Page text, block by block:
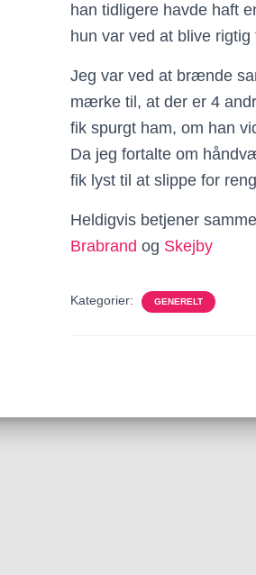
han tidligere havde haft
hun var ved at blive
Jeg var ved at brænde
mærke til, at der er 4
fik spurgt ham, om han
Da jeg fortalte om
fik lyst til at slippe for
Heldigvis betjener
Brabrand og Skejby
Kategorier: GENERELT